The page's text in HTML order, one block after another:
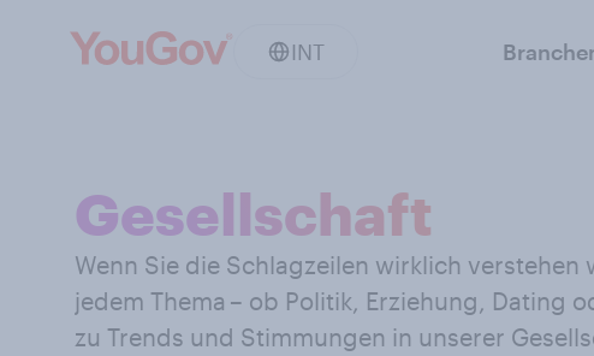
INT
Gesellschaft
Wenn Sie die Schlagzeilen wirklich
jedem Thema – ob Politik, Erziehung, Dating
zu Trends und Stimmungen in unserer